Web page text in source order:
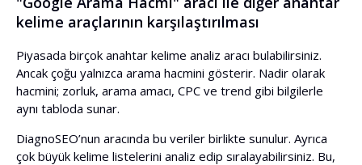
kelime araçlarının karşılaştırılması
Piyasada birçok anahtar kelime analiz aracı bulabilirsiniz.
Ancak çoğu yalnızca arama hacmini gösterir. Nadir olarak
hacmini; zorluk, arama amacı, CPC ve trend gibi bilgilerle
aynı tabloda sunar.
DiagnoSEO’nun aracında bu veriler birlikte sunulur. Ayrıca
çok büyük kelime listelerini analiz edip sıralayabilirsiniz. Bu,